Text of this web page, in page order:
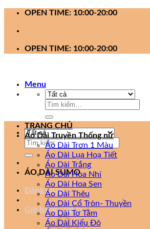
OPEN TIME: 10:00-20:00
OPEN TIME: 10:00-20:00
Menu
Tìm
Tìm
ÁO DÀI SUMO
Đăng nhập
Giỏ hàng /0₫ 0
TRANG CHỦ
Áo Dài Truyền Thống nữ
Áo Dài Trơn 1 Màu
Áo Dài Lụa Hoạ Tiết
Áo Dài Trắng
Áo Dài Hoa Nhí
Áo Dài Hoa Sen
Áo Dài Thêu
Áo Dài Cổ Tròn- Thuyền
Áo Dài Tơ Tằm
Áo Dài Kiểu Đỏ